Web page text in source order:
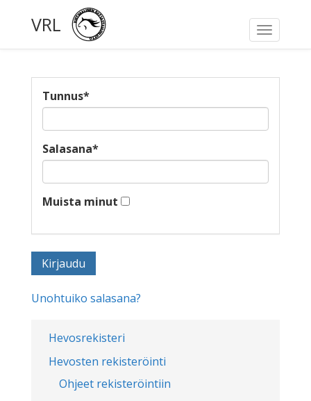
Toggle
VRL
Hevosrekisteri
Hevosten rekisteröinti
Ohjeet rekisteröintiin
Tunnus*
Salasana*
Muista minut
Unohtuiko salasana?